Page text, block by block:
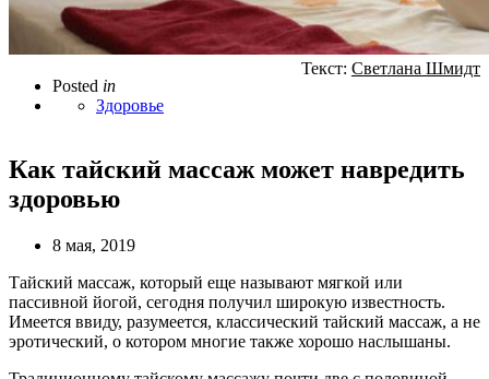
Posted in
Здоровье
Текст: Светлана Шмидт
Как тайский массаж может навредить
здоровью
8 мая, 2019
Тайский массаж, который еще называют мягкой или
пассивной йогой, сегодня получил широкую известность.
Имеется ввиду, разумеется, классический тайский массаж, а не
эротический, о котором многие также хорошо наслышаны.